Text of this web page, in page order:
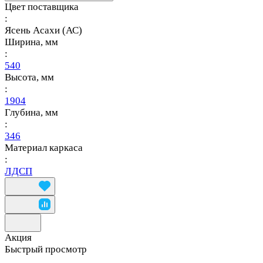
Цвет поставщика
:
Ясень Асахи (АС)
Ширина, мм
:
540
Высота, мм
:
1904
Глубина, мм
:
346
Материал каркаса
:
ЛДСП
Акция
Быстрый просмотр